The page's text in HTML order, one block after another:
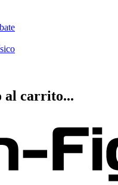
al carrito...